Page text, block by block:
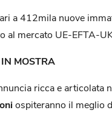
a 412mila nuove
al mercato UE-EFTA-
MOSTRA
ricca e articolata
ospiteranno il meglio